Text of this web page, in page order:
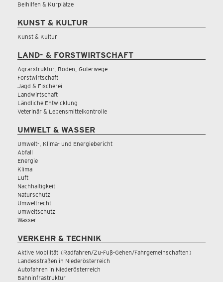
Beihilfen & Kurplätze
KUNST & KULTUR
Kunst & Kultur
LAND- & FORSTWIRTSCHAFT
Agrarstruktur, Boden, Güterwege
Forstwirtschaft
Jagd & Fischerei
Landwirtschaft
Ländliche Entwicklung
Veterinär & Lebensmittelkontrolle
UMWELT & WASSER
Umwelt-, Klima- und Energiebericht
Abfall
Energie
Klima
Luft
Nachhaltigkeit
Naturschutz
Umweltrecht
Umweltschutz
Wasser
VERKEHR & TECHNIK
Aktive Mobilität (Radfahren/Zu-Fuß-Gehen/Fahrgemeinschaften)
Landesstraßen in Niederösterreich
Autofahren in Niederösterreich
Bahninfrastruktur